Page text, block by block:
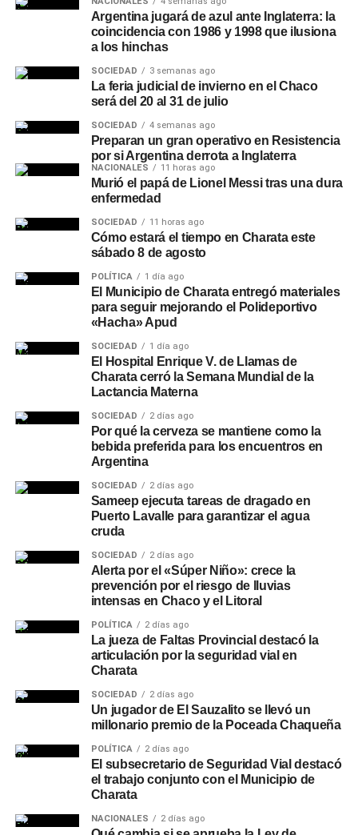
Argentina jugará de azul ante Inglaterra: la
coincidencia con 1986 y 1998 que ilusiona
a los hinchas
SOCIEDAD 3 semanas ago
La feria judicial de invierno en el Chaco
será del 20 al 31 de julio
SOCIEDAD 4 semanas ago
Preparan un gran operativo en Resistencia
por si Argentina derrota a Inglaterra
NACIONALES 11 horas ago
Murió el papá de Lionel Messi tras una dura
enfermedad
SOCIEDAD 11 horas ago
Cómo estará el tiempo en Charata este
sábado 8 de agosto
POLÍTICA 1 día ago
El Municipio de Charata entregó materiales
para seguir mejorando el Polideportivo
«Hacha» Apud
SOCIEDAD 1 día ago
El Hospital Enrique V. de Llamas de
Charata cerró la Semana Mundial de la
Lactancia Materna
SOCIEDAD 2 días ago
Por qué la cerveza se mantiene como la
bebida preferida para los encuentros en
Argentina
SOCIEDAD 2 días ago
Sameep ejecuta tareas de dragado en
Puerto Lavalle para garantizar el agua
cruda
SOCIEDAD 2 días ago
Alerta por el «Súper Niño»: crece la
prevención por el riesgo de lluvias
intensas en Chaco y el Litoral
POLÍTICA 2 días ago
La jueza de Faltas Provincial destacó la
articulación por la seguridad vial en
Charata
SOCIEDAD 2 días ago
Un jugador de El Sauzalito se llevó un
millonario premio de la Poceada Chaqueña
POLÍTICA 2 días ago
El subsecretario de Seguridad Vial destacó
el trabajo conjunto con el Municipio de
Charata
NACIONALES 2 días ago